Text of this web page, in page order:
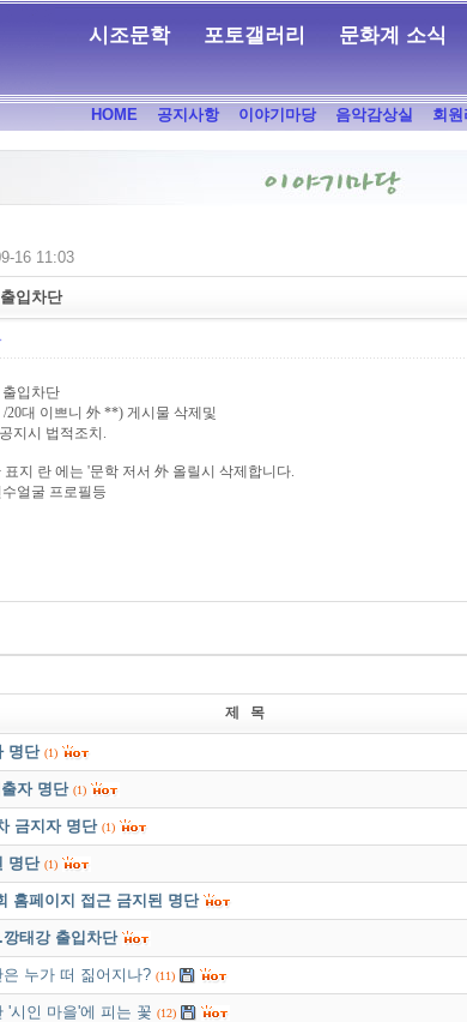
시조문학 포토갤러리 문화계 소식
HOME 공지사항 이야기마당 음악감상실 회
16 11:03
입차단
입차단
20대 이쁘니 外 **) 게시물 삭제및
지시 법적조치.
지 란 에는 '문학 저서 外 올릴시 삭제합니다.
얼굴 프로필등
제 목
명단 (1)
자 명단 (1)
금지자 명단 (1)
명단 (1)
홈페이지 접근 금지된 명단
태강 출입차단
은 누가 떠 짊어지나? (11)
'시인 마을'에 피는 꽃 (12)